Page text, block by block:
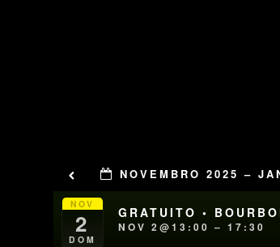
NOVEMBRO 2025 –
NOV
2
DOM
GRATUITO •
NOV 2@13:00 – 17:30